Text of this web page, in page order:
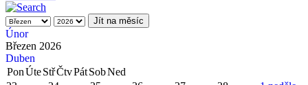
Jít na měsíc
Únor
Březen 2026
Duben
PonÚteStřČtvPátSobNed